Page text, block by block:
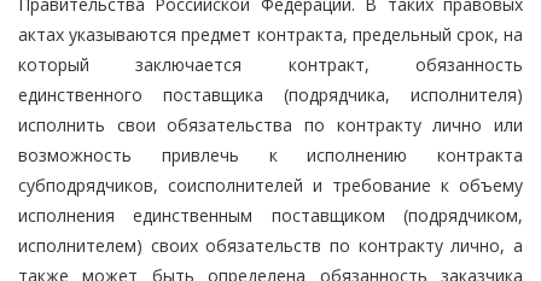
актах указываются предмет контракта, предельный срок, на
который заключается контракт, обязанность
единственного поставщика (подрядчика, исполнителя)
исполнить свои обязательства по контракту лично или
возможность привлечь к исполнению контракта
субподрядчиков, соисполнителей и требование к объему
исполнения единственным поставщиком (подрядчиком,
исполнителем) своих обязательств по контракту лично, а
также может быть определена обязанность заказчика